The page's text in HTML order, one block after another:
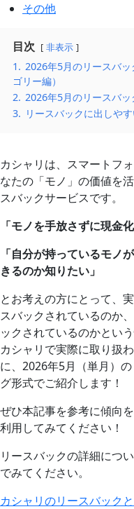
その他
目次 非表示
1. 2026年5月のリースバ
ゴリー編）
2. 2026年5月のリースバッ
3. リースバックに出しや
カシャリは、スマートフ
なたの「モノ」の価値を
スバックサービスです。
「モノを手放さずに現金
「自分が持っているモノ
きるのか知りたい」
とお考えの方にとって、
スバックされているのか
ックされているのかとい
カシャリで実際に取り扱
に、2026年5月（単月）
グ形式でご紹介します！
ぜひ本記事を参考に傾向
利用してみてください！
リースバックの詳細につ
でみてください。
カシャリのリースバック